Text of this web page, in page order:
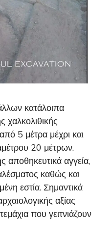
κατάλοιπα
χαλκολιθικής
5 μέτρα μέχρι και
20 μέτρων.
αγγεία,
καθώς και
εστία. Σημαντικά
αξίας
που γειτνιάζουν